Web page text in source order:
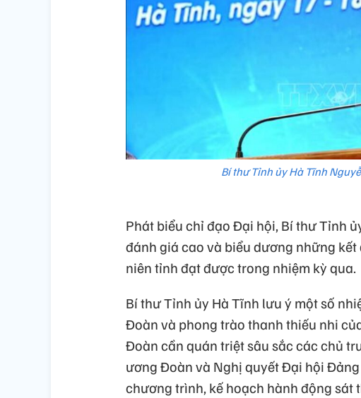
Bí thư Tỉnh ủy Hà Tĩnh
Phát biểu chỉ đạo Đại hội, Bí thư Tỉnh
đánh giá cao và biểu dương những
niên tỉnh đạt được trong nhiệm kỳ qua.
Bí thư Tỉnh ủy Hà Tĩnh lưu ý một số
Đoàn và phong trào thanh thiếu nhi
Đoàn cần quán triệt sâu sắc các chủ
ương Đoàn và Nghị quyết Đại hội
chương trình, kế hoạch hành động